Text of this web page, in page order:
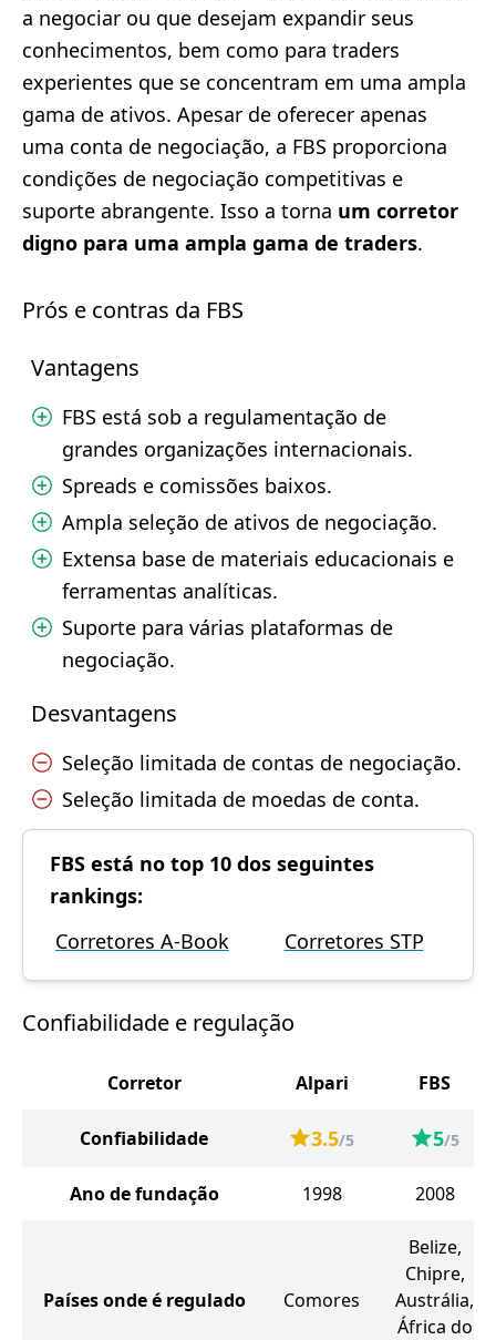
a negociar ou que desejam expandir seus
conhecimentos, bem como para traders
experientes que se concentram em uma ampla
gama de ativos. Apesar de oferecer apenas
uma conta de negociação, a FBS proporciona
condições de negociação competitivas e
suporte abrangente. Isso a torna um corretor
digno para uma ampla gama de traders.
Prós e contras da FBS
Vantagens
FBS está sob a regulamentação de
grandes organizações internacionais.
Spreads e comissões baixos.
Ampla seleção de ativos de negociação.
Extensa base de materiais educacionais e
ferramentas analíticas.
Suporte para várias plataformas de
negociação.
Desvantagens
Seleção limitada de contas de negociação.
Seleção limitada de moedas de conta.
FBS está no top 10 dos seguintes
rankings:
Corretores A-Book
Corretores STP
Confiabilidade e regulação
Corretor Alpari FBS
Confiabilidade 3.5/5 5/5
Ano de fundação 1998 2008
Países onde é regulado Comores
Belize,
Chipre,
Austrália,
África do